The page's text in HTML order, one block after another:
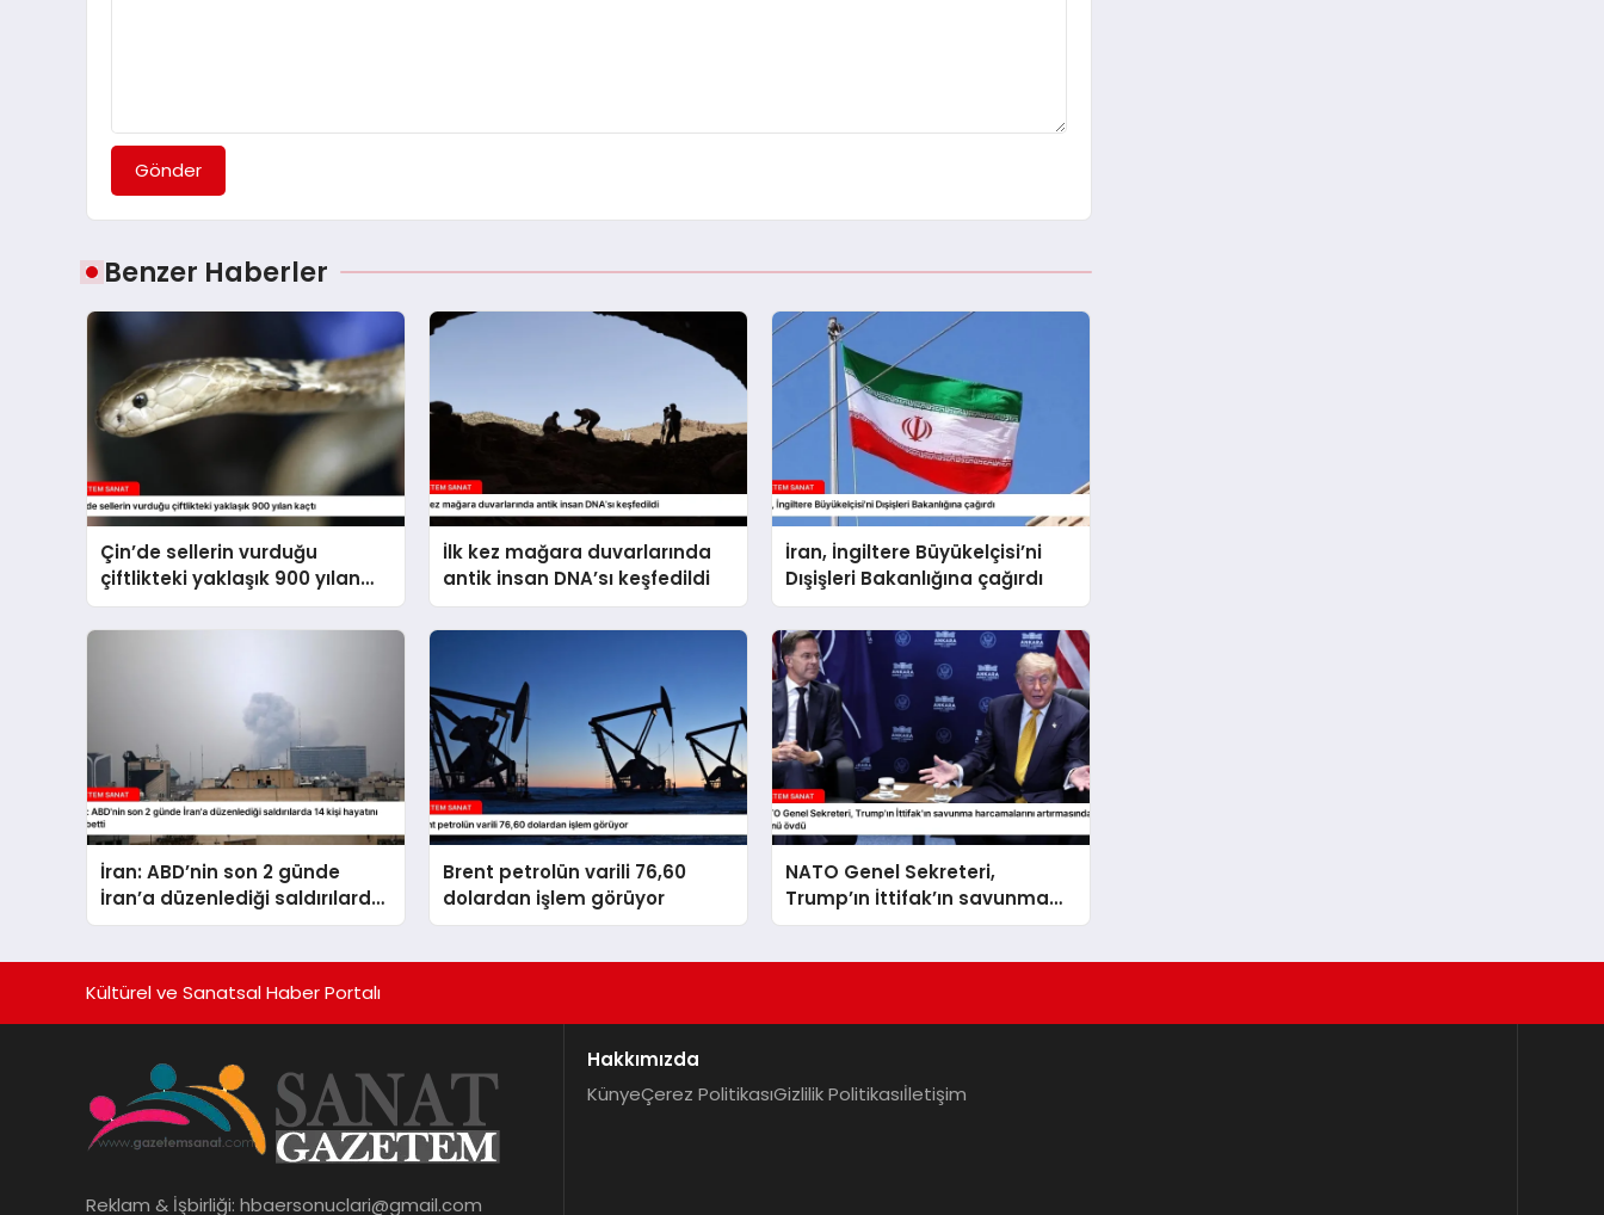
Gönder
Benzer Haberler
Çin’de sellerin vurduğu
çiftlikteki yaklaşık 900 yılan
kaçtı
İlk kez mağara duvarlarında
antik insan DNA’sı keşfedildi
İran, İngiltere Büyükelçisi’ni
Dışişleri Bakanlığına çağırdı
İran: ABD’nin son 2 günde
İran’a düzenlediği saldırılarda
14 kişi hayatını kaybetti
Brent petrolün varili 76,60
dolardan işlem görüyor
NATO Genel Sekreteri,
Trump’ın İttifak’ın savunma
harcamalarını artırmasındaki
Kültürel ve Sanatsal Haber Portalı
Reklam & İşbirliği: hbaersonuclari@gmail.com
Hakkımızda
KünyeÇerez PolitikasıGizlilik Politikasıİletişim